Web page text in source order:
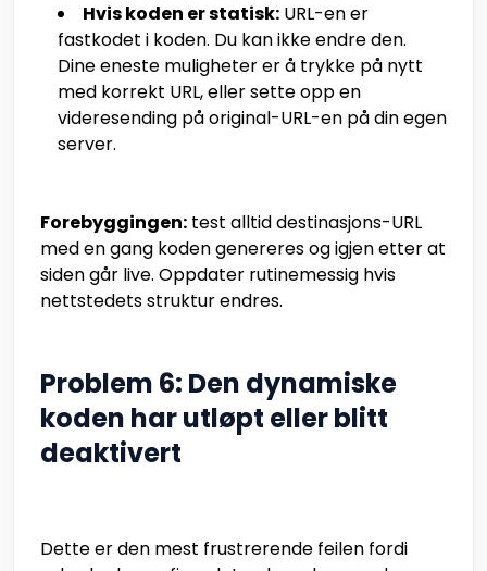
Hvis koden er statisk: URL-en er
fastkodet i koden. Du kan ikke endre den.
Dine eneste muligheter er å trykke på nytt
med korrekt URL, eller sette opp en
videresending på original-URL-en på din egen
server.
Forebyggingen: test alltid destinasjons-URL
med en gang koden genereres og igjen etter at
siden går live. Oppdater rutinemessig hvis
nettstedets struktur endres.
Problem 6: Den dynamiske
koden har utløpt eller blitt
deaktivert
Dette er den mest frustrerende feilen fordi